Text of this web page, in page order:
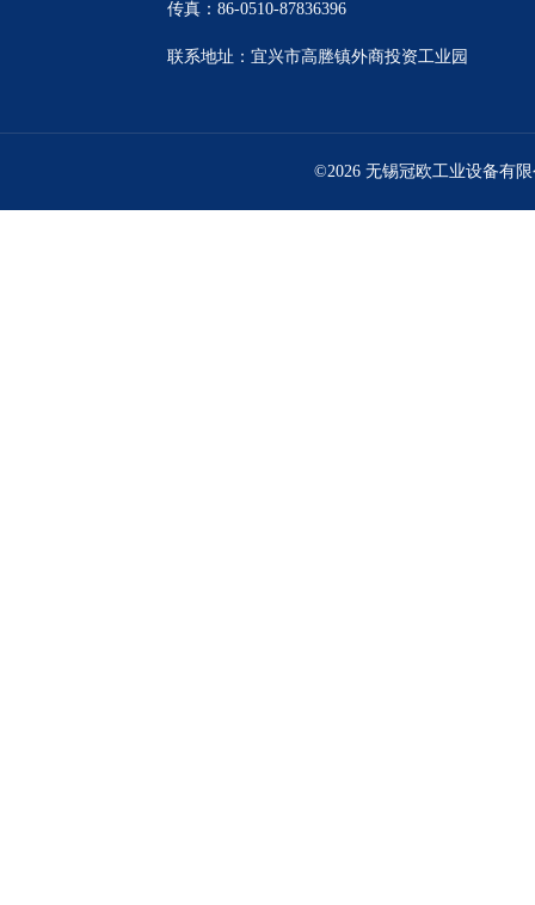
传真：86-0510-87836396
联系地址：宜兴市高塍镇外商投资工业园
©2026 无锡冠欧工业设备有